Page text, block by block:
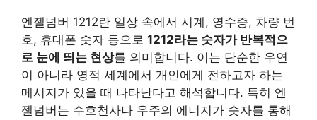
엔젤넘버 1212란 일상 속에서 시계, 영수증, 차량 번
호, 휴대폰 숫자 등으로 1212라는 숫자가 반복적으
로 눈에 띄는 현상를 의미합니다. 이는 단순한 우연
이 아니라 영적 세계에서 개인에게 전하고자 하는
메시지가 있을 때 나타난다고 해석합니다. 특히 엔
젤넘버는 수호천사나 우주의 에너지가 숫자를 통해